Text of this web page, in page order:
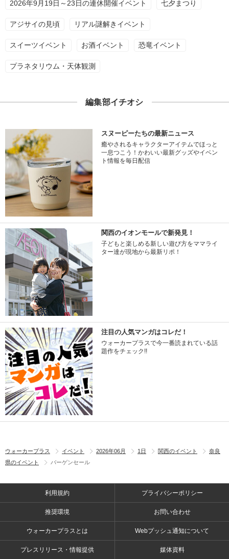
2026年9月19日～23日の連休開催イベント 七夕まつり
アジサイの見頃 リアル謎解きイベント
スイーツイベント お酒イベント 恐竜イベント
プラネタリウム・天体観測
編集部イチオシ
スヌーピーたちの最新ニュース
癒やされるキャラクターアイテムでほっと
一息つこう！かわいい最新グッズやイベン
ト情報を毎日配信
関西のイオンモールで新発見！
子どもと楽しめる新しい遊び方をママライ
ター達が現地から最新リポ！
注目の人気マンガはコレだ！
ウォーカープラスで今一番読まれている話
題作をチェック!!
ウォーカープラス イベント 2026年06月 1日 関西のイベント
奈良
県のイベント
バーゲンセール
利用規約 プライバシーポリシー
推奨環境 お問い合わせ
ウォーカープラスとは Webプッシュ通知について
プレスリリース・情報提供 媒体資料